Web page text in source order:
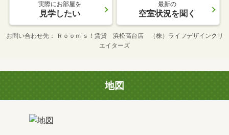
実際にお部屋を
見学したい
最新の
空室状況を聞く
お問い合わせ先
Ｒｏｏｍ’ｓ！賃貸 浜松高台店 （株）ライフデザインクリ
エイターズ
地図